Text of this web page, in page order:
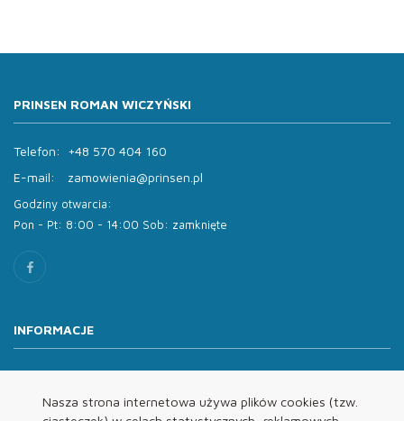
Nasza strona internetowa używa plików cookies (tzw.
PRINSEN ROMAN WICZYŃSKI
Telefon:
+48 570 404 160
E-mail:
zamowienia@prinsen.pl
Godziny otwarcia:
Pon - Pt: 8:00 - 14:00 Sob: zamknięte
INFORMACJE
Oferta